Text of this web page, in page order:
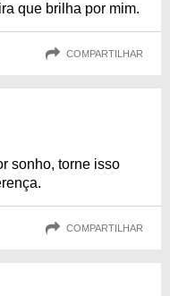
que brilha por mim.
COMPARTILHAR
sonho, torne isso
COMPARTILHAR